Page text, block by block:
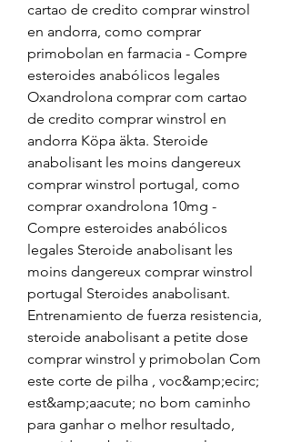
cartao de credito comprar winstrol
en andorra, como comprar
primobolan en farmacia - Compre
esteroides anabólicos legales
Oxandrolona comprar com cartao
de credito comprar winstrol en
andorra Köpa äkta. Steroide
anabolisant les moins dangereux
comprar winstrol portugal, como
comprar oxandrolona 10mg -
Compre esteroides anabólicos
legales Steroide anabolisant les
moins dangereux comprar winstrol
portugal Steroides anabolisant.
Entrenamiento de fuerza resistencia,
steroide anabolisant a petite dose
comprar winstrol y primobolan Com
este corte de pilha , voc&amp;ecirc;
est&amp;aacute; no bom caminho
para ganhar o melhor resultado,